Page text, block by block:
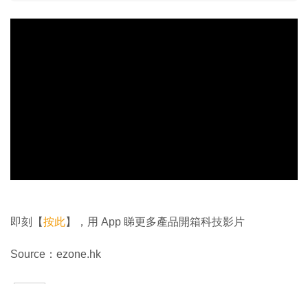
即刻【按此】，用 App 睇更多產品開箱科技影片
Source：ezone.hk